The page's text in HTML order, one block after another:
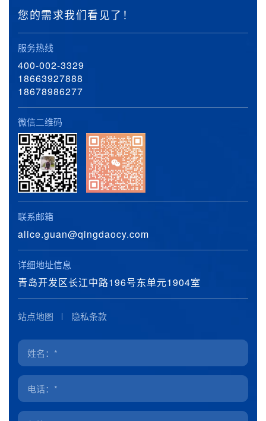
您的需求我们看见了！
服务热线
400-002-3329
18663927888
18678986277
微信二维码
联系邮箱
alice.guan@qingdaocy.com
详细地址信息
青岛开发区长江中路196号东单元1904室
站点地图 隐私条款